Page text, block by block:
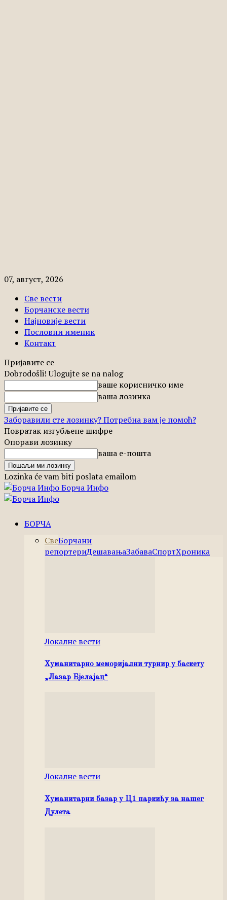
07, август, 2026
Све вести
Борчанске вести
Најновије вести
Пословни именик
Контакт
Пријавите се
Dobrodošli! Ulogujte se na nalog
ваше корисничко име
ваша лозинка
Заборавили сте лозинку? Потребна вам је помоћ?
Повратак изгубљене шифре
Опорави лозинку
ваша е-пошта
Lozinka će vam biti poslata emailom
Борча Инфо
БОРЧА
СвеБорчани
репортериДешавањаЗабаваСпортХроника
Локалне вести
Хуманитарно меморијални турнир у баскету
„Лазар Бјелајац“
Локалне вести
Хуманитарни базар у Ц1 паркићу за нашег
Дулета